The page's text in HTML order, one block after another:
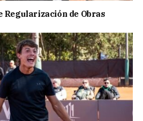
Regularización de Obras